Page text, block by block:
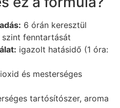
6 órán keresztül
fenntartását
igazolt hatásidő (1 óra:
és mesterséges
tartósítószer, aroma